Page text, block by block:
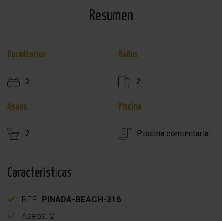
Resumen
Dormitorios
2
Baños
2
Aseos
2
Piscina
Piscina comunitaria
Características
REF.: PINADA-BEACH-316
Aseos: 2